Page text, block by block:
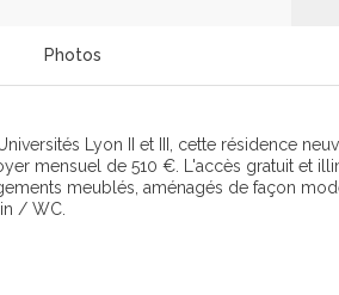
Photos
Lyon II et III, cette résidence
mensuel de 510 €. L'accès gratuit et
meublés, aménagés de façon
/ WC.